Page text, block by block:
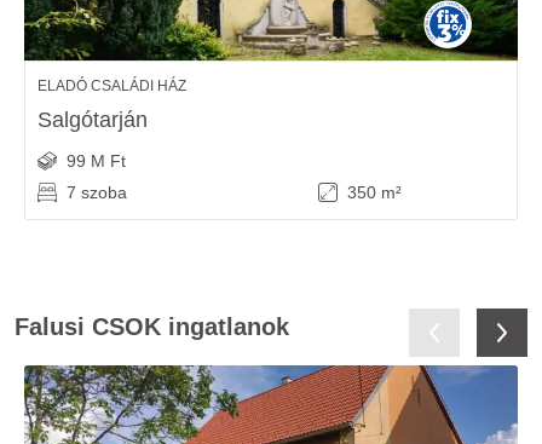
ELADÓ CSALÁDI HÁZ
Salgótarján
99 M Ft
7 szoba
350 m²
Falusi CSOK ingatlanok